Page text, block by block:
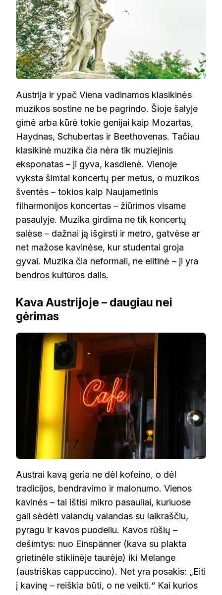
Austrija ir ypač Viena vadinamos klasikinės
muzikos sostine ne be pagrindo. Šioje šalyje
gimė arba kūrė tokie genijai kaip Mozartas,
Haydnas, Schubertas ir Beethovenas. Tačiau
klasikinė muzika čia nėra tik muziejinis
eksponatas – ji gyva, kasdienė. Vienoje
vyksta šimtai koncertų per metus, o muzikos
šventės – tokios kaip Naujametinis
filharmonijos koncertas – žiūrimos visame
pasaulyje. Muzika girdima ne tik koncertų
salėse – dažnai ją išgirsti ir metro, gatvėse ar
net mažose kavinėse, kur studentai groja
gyvai. Muzika čia neformali, ne elitinė – ji yra
bendros kultūros dalis.
Kava Austrijoje – daugiau nei
gėrimas
Austrai kavą geria ne dėl kofeino, o dėl
tradicijos, bendravimo ir malonumo. Vienos
kavinės – tai ištisi mikro pasauliai, kuriuose
gali sėdėti valandų valandas su laikraščiu,
pyragu ir kavos puodeliu. Kavos rūšių –
dešimtys: nuo Einspänner (kava su plakta
grietinėle stiklinėje taurėje) iki Melange
(austriškas cappuccino). Net yra posakis: „Eiti
į kavinę – reiškia būti, o ne veikti.“ Kai kurios